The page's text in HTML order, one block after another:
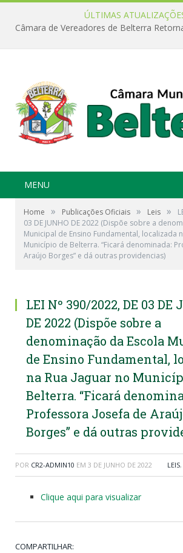
ÚLTIMAS
MENU
Home » Publicações Oficiais » Leis »
03 DE JUNHO DE 2022 (Dispõe sobre a
Municipal de Ensino Fundamental, localizada
Município de Belterra. “Ficará denominada:
Araújo Borges” e dá outras providencias)
LEI Nº 390/2022, DE 03 DE
DE 2022 (Dispõe sobre a
denominação da Escola
de Ensino Fundamental,
na Rua Jaguar no
Belterra. “Ficará
Professora Josefa de
Borges” e dá outras
POR CR2-ADMIN10 EM 3 DE JUNHO DE 2022 LEIS,
Clique aqui para visualizar
COMPARTILHAR: